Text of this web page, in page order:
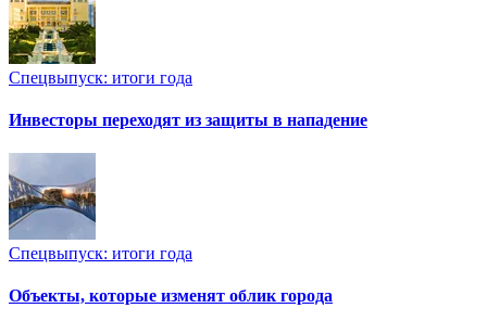
Спецвыпуск: итоги года
Инвесторы переходят из защиты в нападение
Спецвыпуск: итоги года
Объекты, которые изменят облик города